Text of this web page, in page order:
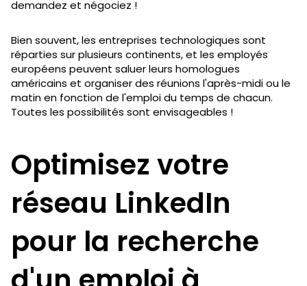
demandez et négociez !
Bien souvent, les entreprises technologiques sont
réparties sur plusieurs continents, et les employés
européens peuvent saluer leurs homologues
américains et organiser des réunions l'après-midi ou le
matin en fonction de l'emploi du temps de chacun.
Toutes les possibilités sont envisageables !
Optimisez votre
réseau LinkedIn
pour la recherche